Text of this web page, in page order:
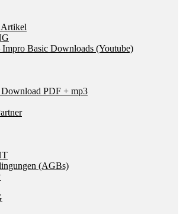
Impro Basic Downloads (Youtube)
PDF + mp3
(AGBs)